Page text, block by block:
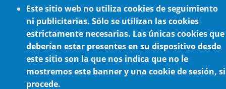
Política de cookies
Este sitio web no utiliza cookies de seguimiento
ni publicitarias. Sólo se utilizan las cookies
estrictamente necesarias. Las únicas cookies que
deberían estar presentes en su dispositivo desde
este sitio son la que nos indica que no le
mostremos este banner y una cookie de sesión, si
procede.